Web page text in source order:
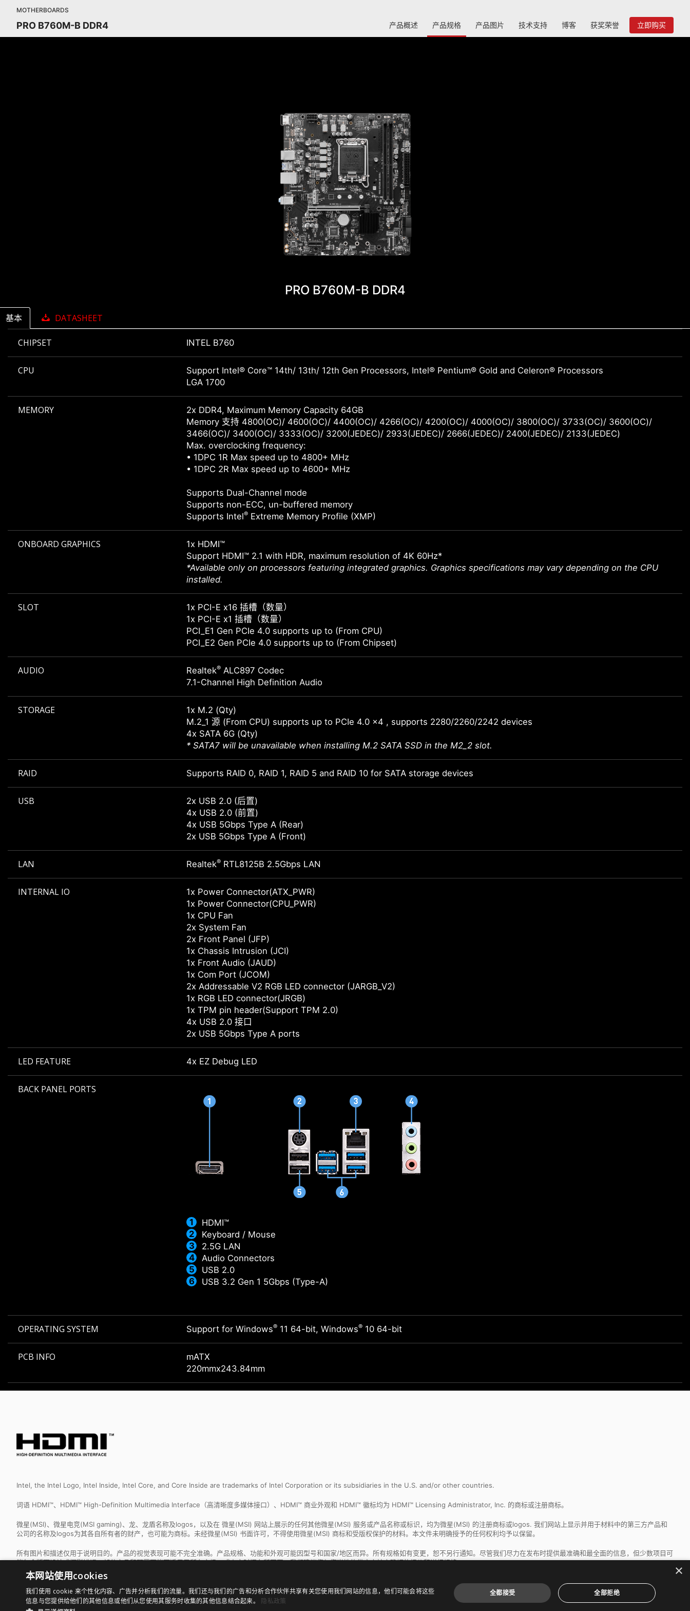
MOTHERBOARDS
PRO B760M-B DDR4 产品概述 产品规格 产品图片 技术支持 博客 获奖荣誉 立即购买
PRO B760M-B DDR4
基本 DATASHEET
CHIPSET INTEL B760
CPU
Support Intel® Core™ 14th/ 13th/ 12th Gen Processors, Intel® Pentium® Gold and Celeron® Processors
LGA 1700
MEMORY
2x DDR4, Maximum Memory Capacity 64GB
Memory 支持 4800(OC)/ 4600(OC)/ 4400(OC)/ 4266(OC)/ 4200(OC)/ 4000(OC)/ 3800(OC)/ 3733(OC)/ 3600(OC)/
3466(OC)/ 3400(OC)/ 3333(OC)/ 3200(JEDEC)/ 2933(JEDEC)/ 2666(JEDEC)/ 2400(JEDEC)/ 2133(JEDEC)
Max. overclocking frequency:
• 1DPC 1R Max speed up to 4800+ MHz
• 1DPC 2R Max speed up to 4600+ MHz
Supports Dual-Channel mode
Supports non-ECC, un-buffered memory
Supports Intel® Extreme Memory Profile (XMP)
ONBOARD GRAPHICS
1x HDMI™
Support HDMI™ 2.1 with HDR, maximum resolution of 4K 60Hz*
*Available only on processors featuring integrated graphics. Graphics specifications may vary depending on the CPU
installed.
SLOT
1x PCI-E x16 插槽（数量）
1x PCI-E x1 插槽（数量）
PCI_E1 Gen PCIe 4.0 supports up to (From CPU)
PCI_E2 Gen PCIe 4.0 supports up to (From Chipset)
AUDIO Realtek® ALC897 Codec
7.1-Channel High Definition Audio
STORAGE
1x M.2 (Qty)
M.2_1 源 (From CPU) supports up to PCIe 4.0 x4 , supports 2280/2260/2242 devices
4x SATA 6G (Qty)
* SATA7 will be unavailable when installing M.2 SATA SSD in the M2_2 slot.
RAID Supports RAID 0, RAID 1, RAID 5 and RAID 10 for SATA storage devices
USB
2x USB 2.0 (后置)
4x USB 2.0 (前置)
4x USB 5Gbps Type A (Rear)
2x USB 5Gbps Type A (Front)
LAN Realtek® RTL8125B 2.5Gbps LAN
INTERNAL IO
1x Power Connector(ATX_PWR)
1x Power Connector(CPU_PWR)
1x CPU Fan
2x System Fan
2x Front Panel (JFP)
1x Chassis Intrusion (JCI)
1x Front Audio (JAUD)
1x Com Port (JCOM)
2x Addressable V2 RGB LED connector (JARGB_V2)
1x RGB LED connector(JRGB)
1x TPM pin header(Support TPM 2.0)
4x USB 2.0 接口
2x USB 5Gbps Type A ports
LED FEATURE 4x EZ Debug LED
BACK PANEL PORTS
HDMI™
Keyboard / Mouse
2.5G LAN
Audio Connectors
USB 2.0
USB 3.2 Gen 1 5Gbps (Type-A)
OPERATING SYSTEM Support for Windows® 11 64-bit, Windows® 10 64-bit
PCB INFO
mATX
220mmx243.84mm
Intel, the Intel Logo, Intel Inside, Intel Core, and Core Inside are trademarks of Intel Corporation or its subsidiaries in the U.S. and/or other countries.
词语 HDMI™、HDMI™ High-Definition Multimedia Interface（高清晰度多媒体接口）、HDMI™ 商业外观和 HDMI™ 徽标均为 HDMI™ Licensing Administrator, Inc. 的商标或注册商标。
微星(MSI)、微星电竞(MSI gaming)、龙、龙盾名称及logos，以及在 微星(MSI) 网站上展示的任何其他微星(MSI) 服务或产品名称或标识，均为微星(MSI) 的注册商标或logos. 我们网站上显示并用于材料中的第三方产品和
公司的名称及logos为其各自所有者的财产，也可能为商标。未经微星(MSI) 书面许可，不得使用微星(MSI) 商标和受版权保护的材料。本文件未明确授予的任何权利均予以保留。
所有图片和描述仅用于说明目的。产品的视觉表现可能不完全准确。产品规格、功能和外观可能因型号和国家/地区而异。所有规格如有变更，恕不另行通知。尽管我们尽力在发布时提供最准确和最全面的信息，但少数项目可
能包含版面设计或摄影错误。部分产品和配置可能不适用于所有市场，或上市时间有所不同。我们建议您与您当地的供应商核实确切的报价和详细规格。
×
本网站使用cookies
我们使用 cookie 来个性化内容、广告并分析我们的流量。我们还与我们的广告和分析合作伙伴共享有关您使用我们网站的信息，他们可能会将这些
信息与您提供给他们的其他信息或他们从您使用其服务时收集的其他信息结合起来。 隐私政策
全都接受 全部拒绝